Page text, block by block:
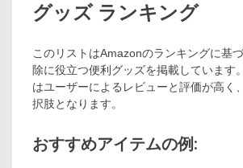
グッズ ランキング
このリストはAmazonのランキングに基
除に役立つ便利グッズを掲載しています
はユーザーによるレビューと評価が高く
択肢となります。
おすすめアイテムの例: